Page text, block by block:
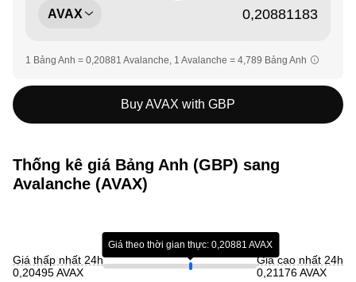
AVAX
1 Bảng Anh = 0,20881 Avalanche, 1 Avalanche = 4,789 Bảng Anh
Buy AVAX with GBP
Thống kê giá Bảng Anh (GBP) sang
Avalanche (AVAX)
Giá thấp nhất 24h
0,20495 AVAX
Giá theo thời gian thực: 0,20881 AVAX
Giá cao nhất 24h
0,21176 AVAX